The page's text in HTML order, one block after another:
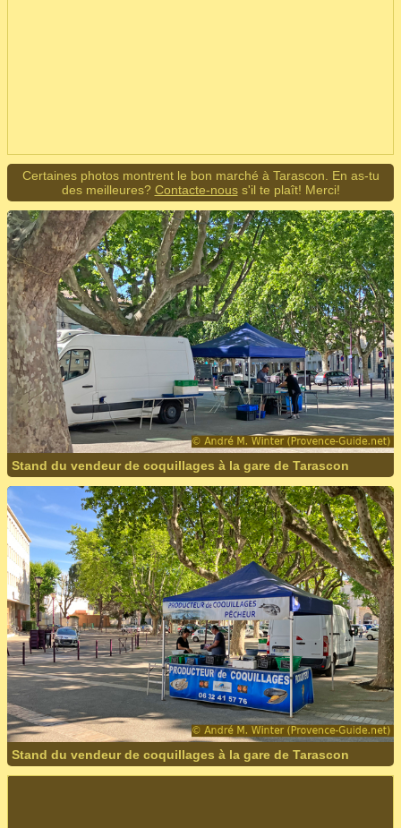
Certaines photos montrent le bon marché à Tarascon. En as-tu
des meilleures? Contacte-nouss'il te plaît! Merci!
Stand du vendeur de coquillages à la gare de Tarascon
Stand du vendeur de coquillages à la gare de Tarascon